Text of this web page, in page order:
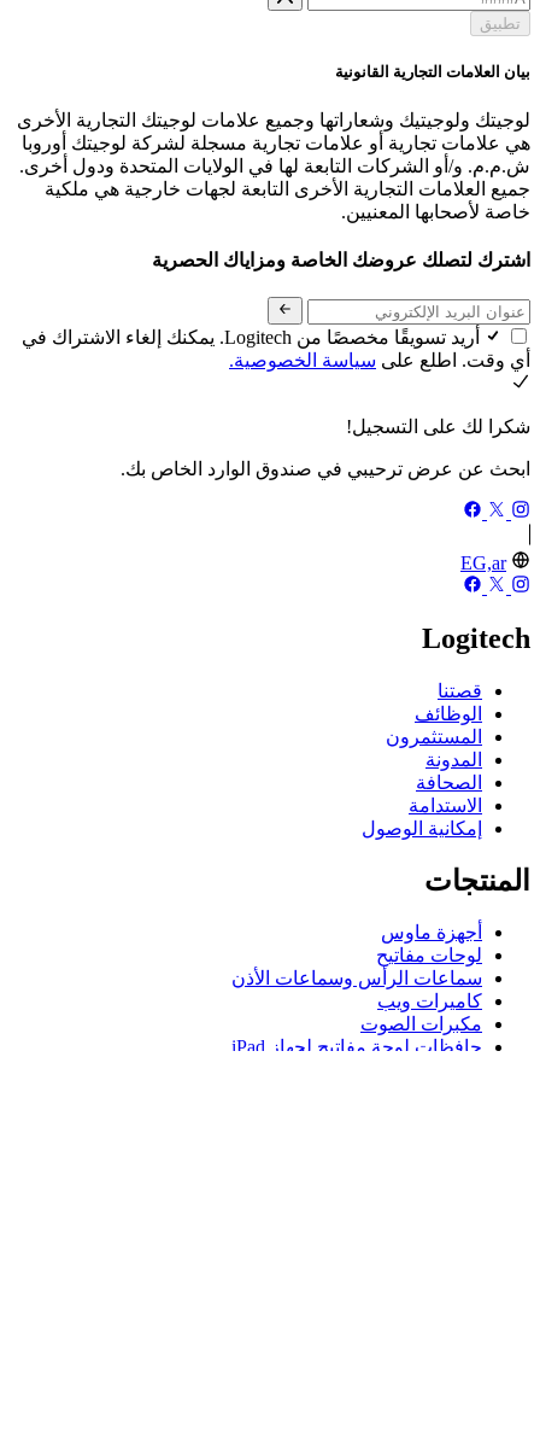
تطبيق
بيان العلامات التجارية القانونية
لوجيتك ولوجيتيك وشعاراتها وجميع علامات لوجيتك التجارية الأخرى
هي علامات تجارية أو علامات تجارية مسجلة لشركة لوجيتك أوروبا
ش.م.م. و/أو الشركات التابعة لها في الولايات المتحدة ودول أخرى.
جميع العلامات التجارية الأخرى التابعة لجهات خارجية هي ملكية
خاصة لأصحابها المعنيين.
اشترك لتصلك عروضك الخاصة ومزاياك الحصرية
أريد تسويقًا مخصصًا من Logitech. يمكنك إلغاء الاشتراك في
أي وقت. اطلع على سياسة الخصوصية.
شكرا لك على التسجيل!
ابحث عن عرض ترحيبي في صندوق الوارد الخاص بك.
EG,ar
Logitech
قصتنا
الوظائف
المستثمرون
المدونة
الصحافة
الاستدامة
إمكانية الوصول
المنتجات
أجهزة ماوس
لوحات مفاتيح
سماعات الرأس وسماعات الأذن
كاميرات ويب
مكبرات الصوت
حافظات لوحة مفاتيح لجهاز iPad